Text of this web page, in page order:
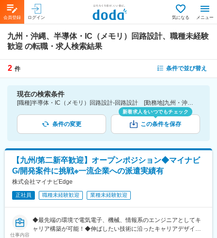
会員登録 ログイン 気になる メニュー
九州・沖縄、半導体・IC（メモリ）回路設計、職種未経験
歓迎 の転職・求人検索結果
2 件 条件で並び替え
現在の検索条件
[職種]半導体・IC（メモリ）回路設計-回路設計 [勤務地]九州・沖縄 [こだわり条件ピックアップ]職種未経験歓迎 [詳細条件](募集・採用情報)職種未経験歓迎
条件の変更
新着求人をいつでもチェック
この条件を保存
【九州/第二新卒歓迎】オープンポジション◆マイナビ
G/開発案件に挑戦※一流企業への派遣実績有
株式会社マイナビEdge
正社員 職種未経験歓迎 業種未経験歓迎
仕事内容
◆最先端の環境で電気電子、機械、情報系のエンジニアとしてキ
ャリア構築が可能！◆伸ばしたい技術に沿ったキャリアデザイン※